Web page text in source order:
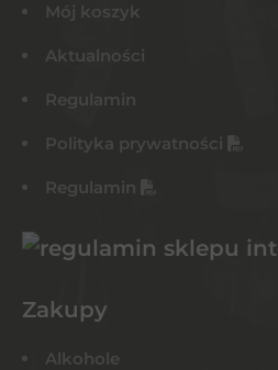
Mój koszyk
Aktualności
Regulamin
Polityka prywatności
Regulamin
Zakupy
Alkohole